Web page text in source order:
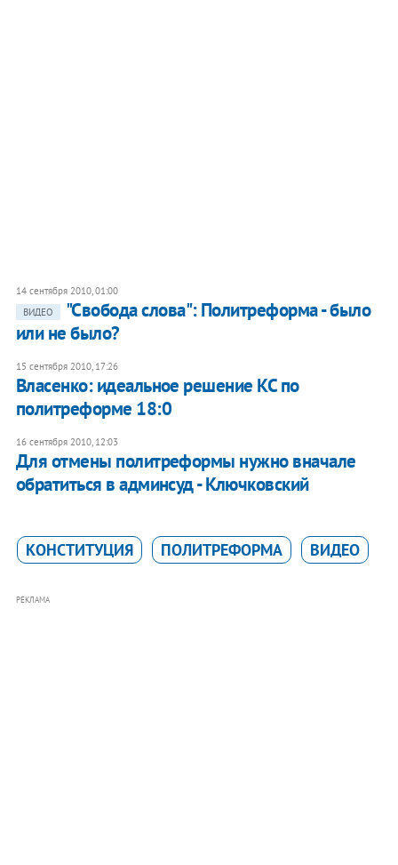
14 сентября 2010, 01:00
ВИДЕО
"Свобода слова": Политреформа - было
или не было?
15 сентября 2010, 17:26
Власенко: идеальное решение КС по
политреформе 18:0
16 сентября 2010, 12:03
​Для отмены политреформы нужно вначале
обратиться в админсуд - Ключковский
КОНСТИТУЦИЯ ПОЛИТРЕФОРМА ВИДЕО
РЕКЛАМА